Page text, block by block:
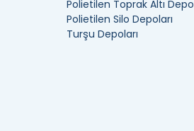
Polietilen Toprak Altı Depo
Polietilen Silo Depoları
Turşu Depoları